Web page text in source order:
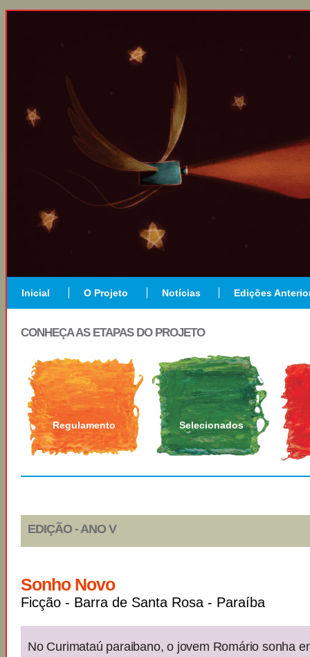
Inicial O Projeto Notícias Edições
CONHEÇA AS ETAPAS DO PROJETO
Regulamento Selecionados
EDIÇÃO - ANO V
Sonho Novo
Ficção - Barra de Santa Rosa - Paraíba
No Curimataú paraibano, o jovem Romário sonha